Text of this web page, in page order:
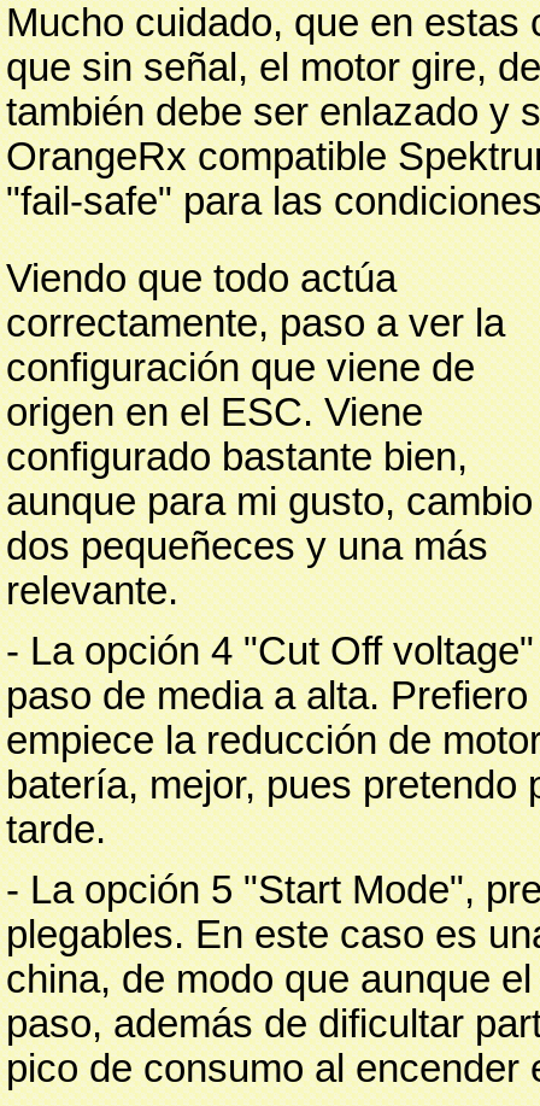
Mucho cuidado, que en
que sin señal, el motor gire,
también debe ser enlazado y
OrangeRx compatible
"fail-safe" para las
Viendo que todo actúa
correctamente, paso a ver la
configuración que viene de
origen en el ESC. Viene
configurado bastante bien,
aunque para mi gusto, cambio
dos pequeñeces y una más
relevante.
- La opción 4 "Cut Off
paso de media a alta.
empiece la reducción de
batería, mejor, pues pretendo
tarde.
- La opción 5 "Start Mode",
plegables. En este caso es
china, de modo que aunque
paso, además de dificultar
pico de consumo al encender